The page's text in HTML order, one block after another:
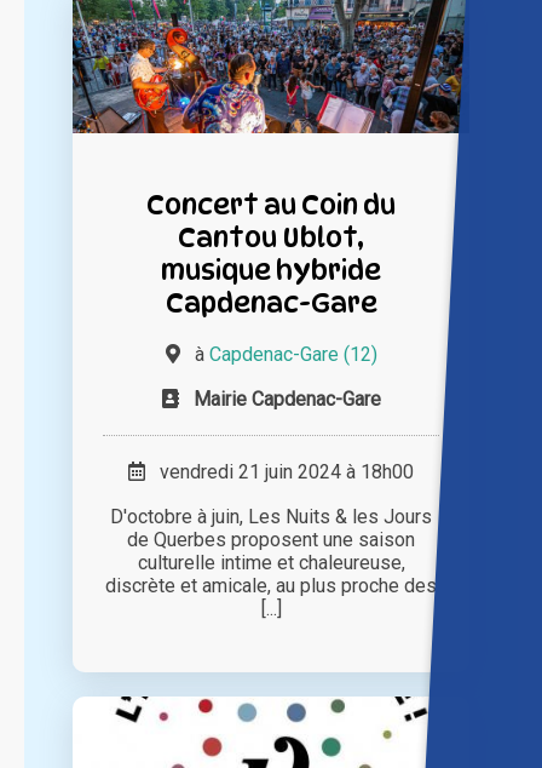
Concert au Coin du
Cantou Ublot,
musique hybride
Capdenac-Gare
à Capdenac-Gare (12)
Mairie Capdenac-Gare
vendredi 21 juin 2024 à 18h00
D'octobre à juin, Les Nuits & les Jours
de Querbes proposent une saison
culturelle intime et chaleureuse,
discrète et amicale, au plus proche des
[...]